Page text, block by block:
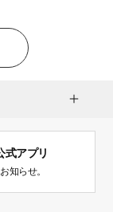
式アプリ
知らせ。